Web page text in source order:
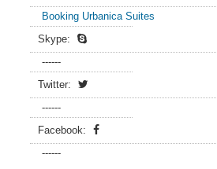
Booking Urbanica Suites
Skype:
------
Twitter:
------
Facebook:
------